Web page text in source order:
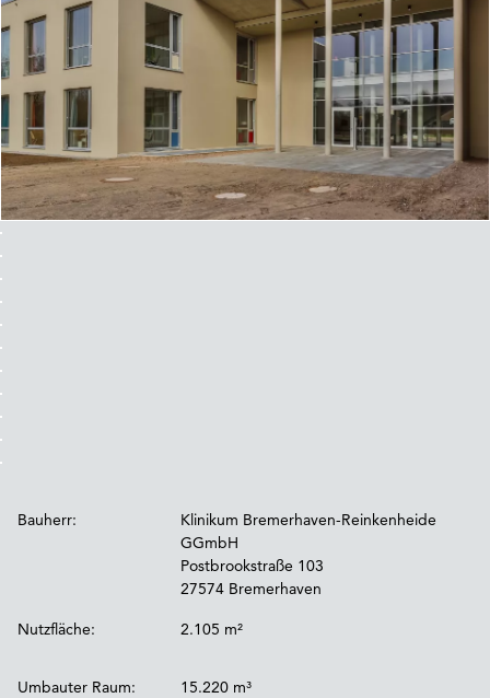
Bauherr:
Klinikum Bremerhaven-Reinkenheide
GGmbH
Postbrookstraße 103
27574 Bremerhaven
Nutzfläche: 2.105 m²
Umbauter Raum: 15.220 m³